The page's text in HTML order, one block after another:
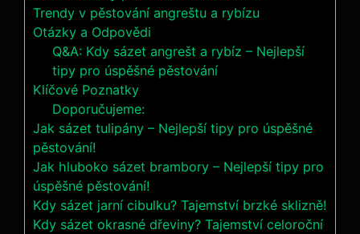
Trendy v pěstování angreštu a rybízu
Otázky a Odpovědi
Q&A: Kdy sázet angrešt a rybíz – Nejlepší
tipy pro úspěšné pěstování
Klíčové Poznatky
Doporučujeme:
Jak sázet tulipány – Nejlepší tipy pro úspěšné
pěstování!
Jak hluboko sázet brambory – Nejlepší tipy pro
úspěšné pěstování!
Kdy sázet jarní cibulku? Tajemství brzké sklizně!
Kdy sázet okrasné dřeviny? Tajemství celoroční